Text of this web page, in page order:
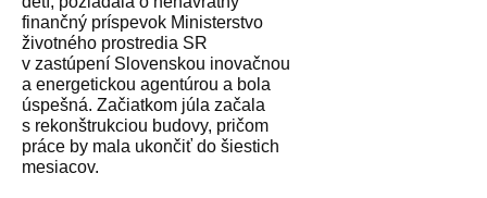
finančný príspevok Ministerstvo
životného prostredia SR
v zastúpení Slovenskou inovačnou
a energetickou agentúrou a bola
úspešná. Začiatkom júla začala
s rekonštrukciou budovy, pričom
práce by mala ukončiť do šiestich
mesiacov.